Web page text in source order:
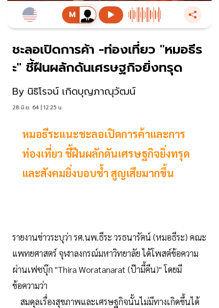
ชะลอเปิดการค้า -ท่องเที่ยว "หมอธีร
ะ" ชี้ฝืนผลักดันเศรษฐกิจยิ่งทรุด
By นิธิโรจน์ เกิดบุญภาณุวัฒน์
28 มิ.ย. 64 | 12:25 น.
หมอธีระแนะชะลอเปิดการค้าและการ
ท่องเที่ยว ชี้ฝืนผลักดันเศรษฐกิจยิ่งทรุด
และสังคมยิ่งบอบช้ำ สูญเสียมากขึ้น
รายงานข่าวระบุว่า รศ.นพ.ธีระ วรธนารัตน์ (หมอธีระ) คณะ
แพทยศาสตร์ จุฬาลงกรณ์มหาวิทยาลัย ได้โพสต์ข้อความ
ผ่านเฟซบุ๊ก "Thira Woratanarat (ป๊ามี้คีน)" โดยมี
ข้อความว่า
สมดุลเรื่องสุขภาพและเศรษฐกิจนั้นไม่มีทางเกิดขึ้นได้